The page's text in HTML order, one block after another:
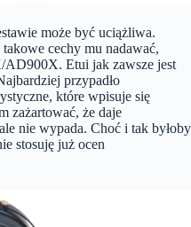
może być uciążliwa.
cechy mu nadawać,
Etui jak zawsze jest
przypadło
które wpisuje się
zażartować, że daje
nie wypada. Choć i tak byłoby
stosuję już ocen